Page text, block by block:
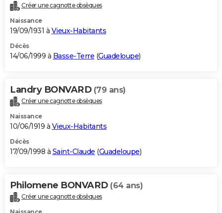
Créer une cagnotte obsèques
Naissance
19/09/1931 à Vieux-Habitants
Décès
14/06/1999 à Basse-Terre (Guadeloupe)
Landry BONVARD (79 ans)
Créer une cagnotte obsèques
Naissance
10/06/1919 à Vieux-Habitants
Décès
17/09/1998 à Saint-Claude (Guadeloupe)
Philomene BONVARD (64 ans)
Créer une cagnotte obsèques